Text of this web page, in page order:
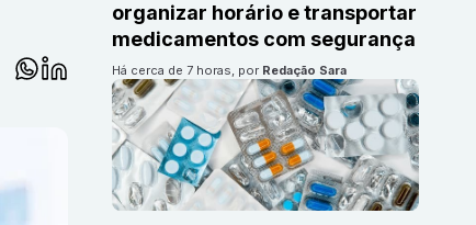
organizar horário e transportar
medicamentos com segurança
há cerca de 7 horas, por Redação Sara